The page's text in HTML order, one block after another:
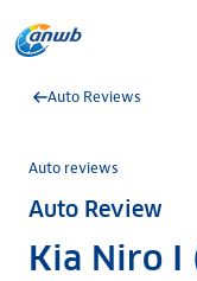
Auto Reviews
Auto reviews
Auto Review
Kia Niro I